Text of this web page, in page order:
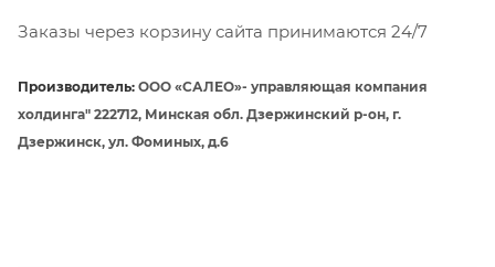
Заказы через корзину сайта принимаются 24/7
Производитель: ООО «САЛЕО»- управляющая компания
холдинга" 222712, Минская обл. Дзержинский р-он, г.
Дзержинск, ул. Фоминых, д.6